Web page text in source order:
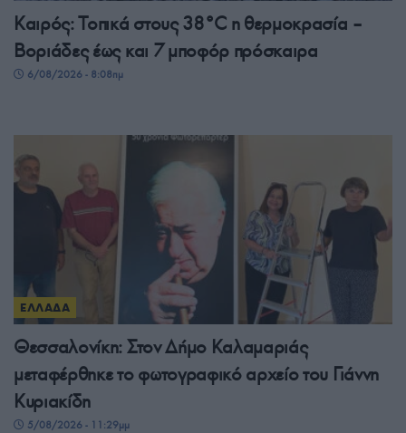
Καιρός: Τοπικά στους 38°C η θερμοκρασία –
Βοριάδες έως και 7 μποφόρ πρόσκαιρα
6/08/2026 - 8:08πμ
ΕΛΛΑΔΑ
Θεσσαλονίκη: Στον Δήμο Καλαμαριάς
μεταφέρθηκε το φωτογραφικό αρχείο του Γιάννη
Κυριακίδη
5/08/2026 - 11:29μμ